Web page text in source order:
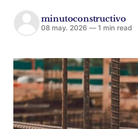
minutoconstructivo
08 may. 2026 —1 min read